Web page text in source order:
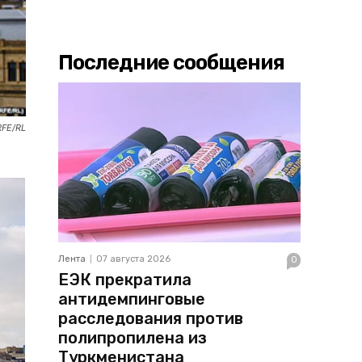
RL
Последние сообщения
Лента 07 августа 2026 0
ЕЭК прекратила
антидемпинговые
расследования против
полипропилена из
Туркменистана